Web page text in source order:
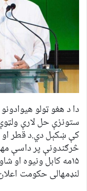
دا د هغو ټولو
ستونزې حل لارې
کې ښکېل دي.د قطر او
څرګندونې پر داسې
۱۵مه کابل ونیوه
لنډمهالی حکومت